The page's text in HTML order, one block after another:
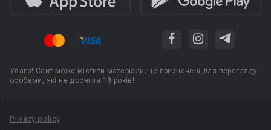
Увага! Сайт може містити матеріали, не призначені для перегляду
особами, які не досягли 18 років!
Privacy policy